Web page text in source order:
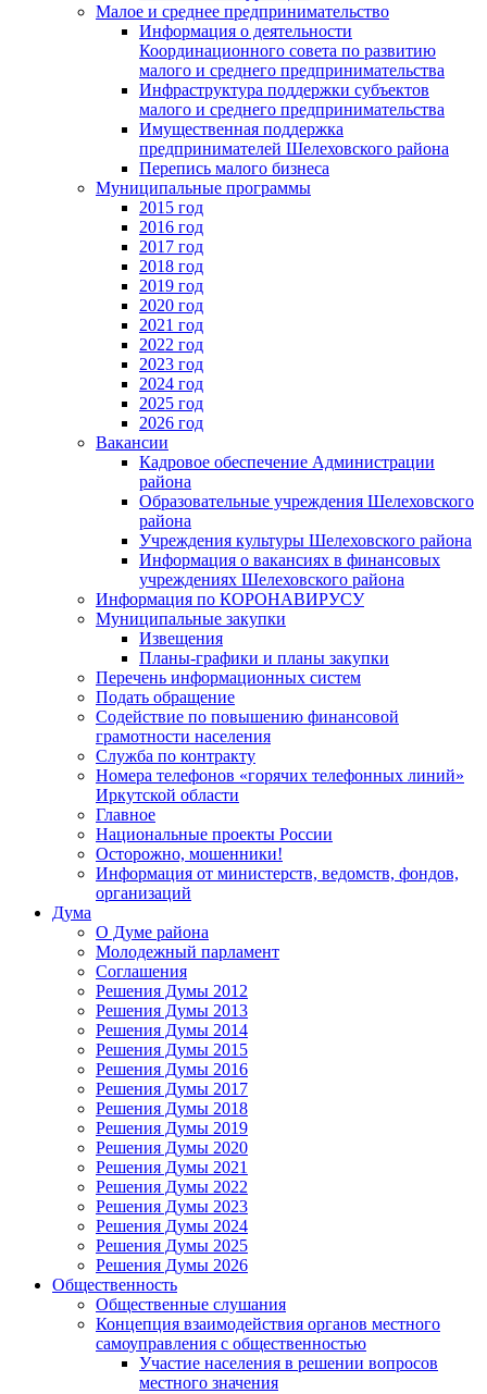
Малое и среднее предпринимательство
Информация о деятельности
Координационного совета по развитию
малого и среднего предпринимательства
Инфраструктура поддержки субъектов
малого и среднего предпринимательства
Имущественная поддержка
предпринимателей Шелеховского района
Перепись малого бизнеса
Муниципальные программы
2015 год
2016 год
2017 год
2018 год
2019 год
2020 год
2021 год
2022 год
2023 год
2024 год
2025 год
2026 год
Вакансии
Кадровое обеспечение Администрации
района
Образовательные учреждения Шелеховского
района
Учреждения культуры Шелеховского района
Информация о вакансиях в финансовых
учреждениях Шелеховского района
Информация по КОРОНАВИРУСУ
Муниципальные закупки
Извещения
Планы-графики и планы закупки
Перечень информационных систем
Подать обращение
Содействие по повышению финансовой
грамотности населения
Служба по контракту
Номера телефонов «горячих телефонных линий»
Иркутской области
Главное
Национальные проекты России
Осторожно, мошенники!
Информация от министерств, ведомств, фондов,
организаций
Дума
О Думе района
Молодежный парламент
Соглашения
Решения Думы 2012
Решения Думы 2013
Решения Думы 2014
Решения Думы 2015
Решения Думы 2016
Решения Думы 2017
Решения Думы 2018
Решения Думы 2019
Решения Думы 2020
Решения Думы 2021
Решения Думы 2022
Решения Думы 2023
Решения Думы 2024
Решения Думы 2025
Решения Думы 2026
Общественность
Общественные слушания
Концепция взаимодействия органов местного
самоуправления с общественностью
Участие населения в решении вопросов
местного значения